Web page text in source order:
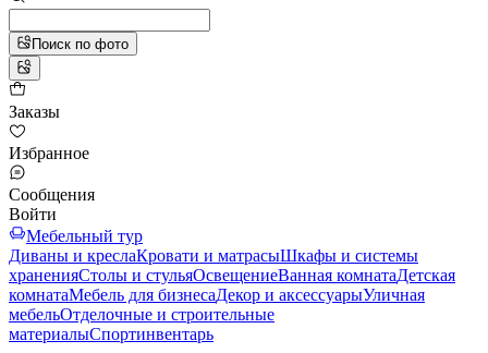
Поиск по фото
Заказы
Избранное
Сообщения
Войти
Мебельный тур
Диваны и креслаКровати и матрасыШкафы и системы
храненияСтолы и стульяОсвещениеВанная комнатаДетская
комнатаМебель для бизнесаДекор и аксессуарыУличная
мебельОтделочные и строительные
материалыСпортинвентарь